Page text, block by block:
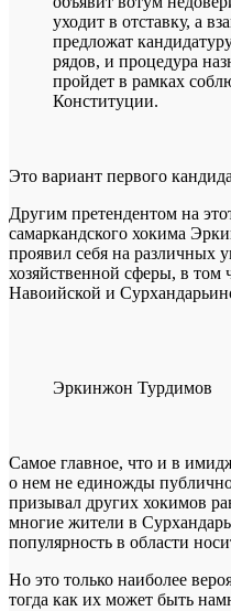
уходит в отставку, а
предложат
рядов, и процедура
пройдет в рамках
Конституции.
Это вариант первого
Другим претендентом на
самаркандского хокима
проявил себя на различных
хозяйственной сферы, в том
Навоийской и
Эркинжон Турдимов
Самое главное, что и в
о нем не единожды
призывал других хокимов
многие жители в
популярность в области
Но это только наиболее
тогда как их может быть